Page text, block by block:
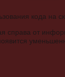
справа от